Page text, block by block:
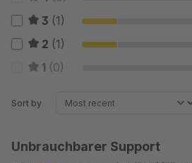
3 (1)
2 (1)
1 (0)
Sort by
Unbrauchbarer Support